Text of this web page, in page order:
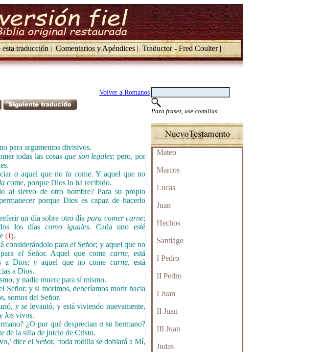
traducción | Comentarios y Apéndices | Traductor - Fred Coulter |
Volver a Romanos
para argumentos divisivos.
todas las cosas que son legales; pero, por
aaquel que no la come. Y aquel que no
la come, porque Dios lo ha recibido.
al siervo de otro hombre? Para su propio
porque Dios es capaz de hacerlo
un día sobre otro día para comer carne;
los díascomo iguales. Cada uno esté
(1).
considerándolo parael Señor; y aquel que no
elSeñor. Aquel que come carne,
está
a Dios; y aquel que no come carne,
está
a Dios.
y nadie muere para sí mismo.
Señor; y si morimos, deberíamos morir hacia
somos del Señor.
yselevantó, y está viviendo nuevamente,
los vivos.
¿O por qué desprecian asu hermano?
de la silla de juicio de Cristo.
dice el Señor, ‘toda rodilla sedoblará a Mí,
Para frases, use comillas
Mateo
Marcos
Lucas
Juan
Hechos
Santiago
I Pedro
II Pedro
I Juan
II Juan
III Juan
Judas